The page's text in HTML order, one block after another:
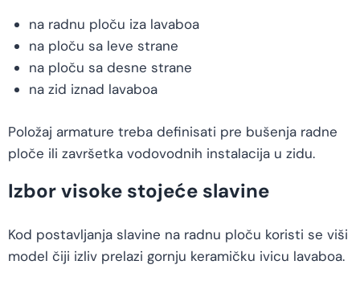
na radnu ploču iza lavaboa
na ploču sa leve strane
na ploču sa desne strane
na zid iznad lavaboa
Položaj armature treba definisati pre bušenja radne
ploče ili završetka vodovodnih instalacija u zidu.
Izbor visoke stojeće slavine
Kod postavljanja slavine na radnu ploču koristi se viši
model čiji izliv prelazi gornju keramičku ivicu lavaboa.